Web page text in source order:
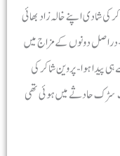
کی شادی اپنے خالہ زاد بھائی
دراصل دونوں کے مزاج میں
پیدا ہوا- پروین شاکر کی